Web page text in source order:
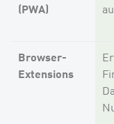
(PWA)
Browser-
Extensions